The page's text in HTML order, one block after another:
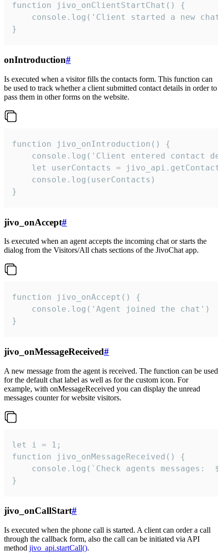
function jivo_onClientStartChat() {
console.log('Client started a new
}
onIntroduction#
Is executed when a visitor fills the contacts form. This function can
be used to track whether a client submitted contact details in order to
pass them in other forms on the website.
function jivo_onIntroduction() {
console.log('Client entered contact
let userContacts =
    console.log(userContacts)
}
jivo_onAccept#
Is executed when an agent accepts the incoming chat or starts the
dialog from the Visitors/All chats sections of the JivoChat app.
function jivo_onAccept() {
}
jivo_onMessageReceived#
A new message from the agent is received. The function can be used
for the default chat label as well as for the custom icon. For
example, with onMessageReceived you can display the unread
messages counter for website visitors.
let i = 1;
function jivo_onMessageReceived() {
}
jivo_onCallStart#
Is executed when the phone call is started. A client can order a call
through the callback form, also the call can be initiated via API
method jivo_api.startCall().